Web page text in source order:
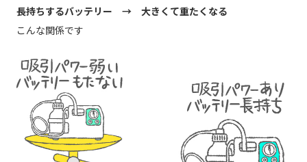
長持ちするバッテリー → 大きくて重たくなる
こんな関係です